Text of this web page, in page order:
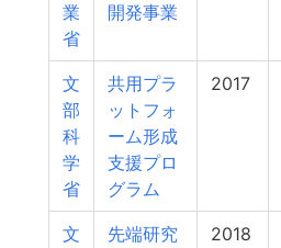
業
省
開発事業
文
部
科
学
省
共用プラ
ットフォ
ーム形成
支援プロ
グラム
2017
文
先端研究
2018